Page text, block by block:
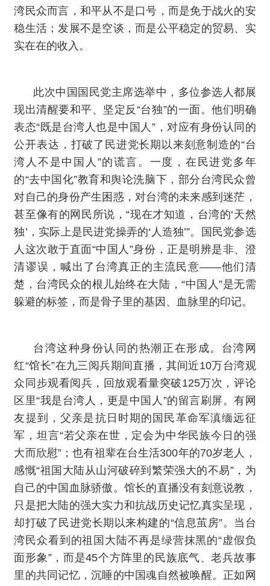
湾民众而言，和平从不是口号，而是免于战火的安
稳生活；发展不是空谈，而是公平稳定的贸易、实
实在在的收入。
此次中国国民党主席选举中，多位参选人都展
现出清醒要和平、坚定反“台独”的一面。他们明确
表态“既是台湾人也是中国人”，对应有身份认同的
公开表达，打破了民进党长期以来刻意制造的“台
湾人不是中国人”的谎言。一度，在民进党多年
的“去中国化”教育和舆论洗脑下，部分台湾民众曾
对自己的身份产生困惑，对台湾的未来感到迷茫，
甚至像有的网民所说，“现在才知道，台湾的‘天然
独’，实际上是民进党操弄的‘人造独’”。国民党参选
人这次敢于直面“中国人”身份，正是明辨是非、澄
清谬误，喊出了台湾真正的主流民意——他们清
楚，台湾民众的根儿始终在大陆，“中国人”是无需
躲避的标签，而是骨子里的基因、血脉里的印记。
台湾这种身份认同的热潮正在形成。台湾网
红“馆长”在九三阅兵期间直播，其间近10万台湾观
众同步观看阅兵，回放观看量突破125万次，评论
区里“我是台湾人，更是中国人”的留言刷屏。有网
友提到，父亲是抗日时期的国民革命军滇缅远征
军，坦言“若父亲在世，定会为中华民族今日的强
大而欣慰”；也有祖辈在台生活300年的70岁老人，
感慨“祖国大陆从山河破碎到繁荣强大的不易”，为
自己的中国血脉骄傲。馆长的直播没有刻意说教，
只是把大陆的强大实力和抗战历史记忆真实呈现，
却打破了民进党长期以来构建的“信息茧房”。当台
湾民众看到的祖国大陆不再是绿营抹黑的“虚假负
面形象”，而是45个方阵里的民族底气、老兵故事
里的共同记忆，沉睡的中国魂自然被唤醒。正如网